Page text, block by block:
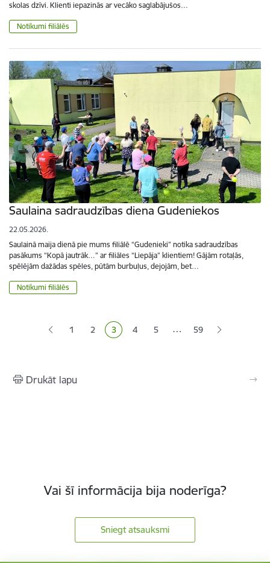
skolas dzīvi. Klienti iepazinās ar vecāko saglabājušos…
Notikumi filiālēs
Saulaina sadraudzības diena Gudeniekos
22.05.2026.
Saulainā maija dienā pie mums filiālē “Gudenieki” notika sadraudzības
pasākums “Kopā jautrāk…” ar filiāles “Liepāja” klientiem! Gājām rotaļās,
spēlējām dažādas spēles, pūtām burbuļus, dejojām, bet…
Notikumi filiālēs
Lapa
1 Lapa
2 Pašreizējā lapa
3 Lapa
4 Lapa
5 … 59
Drukāt lapu
Vai šī informācija bija noderīga?
Sniegt atsauksmi